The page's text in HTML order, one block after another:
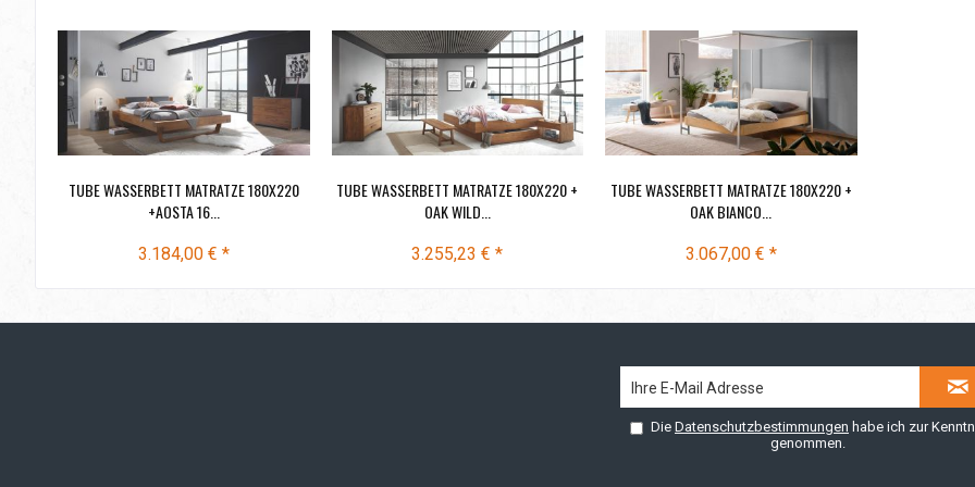
TUBE WASSERBETT MATRATZE 180X220
+AOSTA 16...
3.184,00 € *
TUBE WASSERBETT MATRATZE 180X220 +
OAK WILD...
3.255,23 € *
TUBE WASSERBETT MATRATZE 180X220 +
OAK BIANCO...
3.067,00 € *
Die Datenschutzbestimmungen habe ich zur
genommen.